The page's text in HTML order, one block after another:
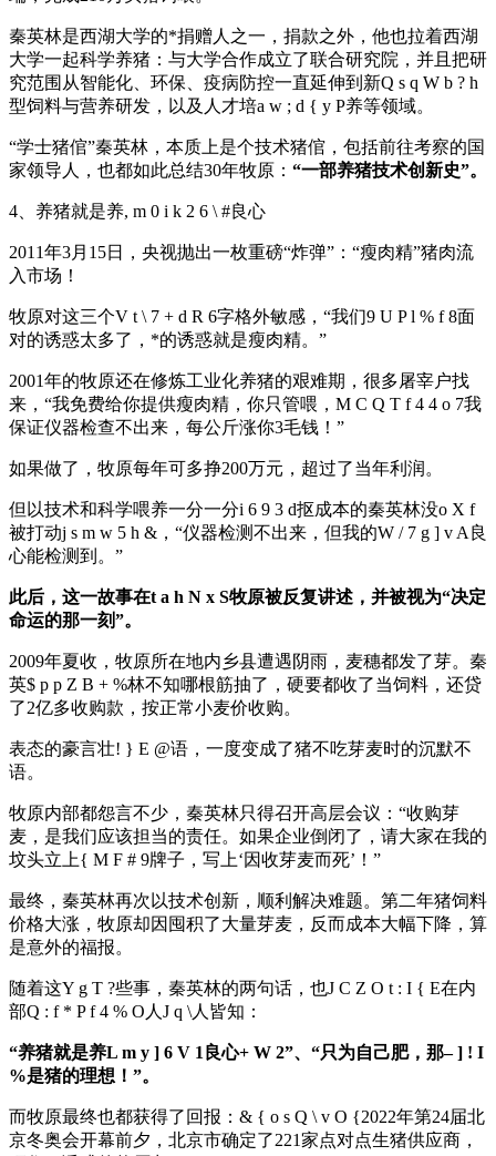
秦英林是西湖大学的*捐赠人之一，捐款之外，他也拉着西湖
大学一起科学养猪：与大学合作成立了联合研究院，并且把研
究范围从智能化、环保、疫病防控一直延伸到新Q s q W b ? h
型饲料与营养研发，以及人才培a w ; d { y P养等领域。
“学士猪倌”秦英林，本质上是个技术猪倌，包括前往考察的国
家领导人，也都如此总结30年牧原： “一部养猪技术创新史”。
4、养猪就是养, m 0 i k 2 6 \ #良心
2011年3月15日，央视抛出一枚重磅“炸弹”：“瘦肉精”猪肉流
入市场！
牧原对这三个V t \ 7 + d R 6字格外敏感，“我们9 U P l % f 8面
对的诱惑太多了，*的诱惑就是瘦肉精。”
2001年的牧原还在修炼工业化养猪的艰难期，很多屠宰户找
来，“我免费给你提供瘦肉精，你只管喂， M C Q T f 4 4 o 7我
保证仪器检查不出来，每公斤涨你3毛钱！”
如果做了，牧原每年可多挣200万元，超过了当年利润。
但以技术和科学喂养一分一分i 6 9 3 d抠成本的秦英林没o X f
被打动j s m w 5 h & ，“仪器检测不出来，但我的W / 7 g ] v A 良
心能检测到。”
此后，这一故事在t a h N x S牧原被反复讲述，并被视为“决定
命运的那一刻”。
2009年夏收，牧原所在地内乡县遭遇阴雨，麦穗都发了芽。秦
英$ p p Z B + %林不知哪根筋抽了，硬要都收了当饲料，还贷
了2亿多收购款，按正常小麦价收购。
表态的豪言壮! } E @语，一度变成了猪不吃芽麦时的沉默不
语。
牧原内部都怨言不少，秦英林只得召开高层会议：“收购芽
麦，是我们应该担当的责任。如果企业倒闭了，请大家在我的
坟头立上{ M F # 9牌子，写上‘因收芽麦而死’！”
最终，秦英林再次以技术创新，顺利解决难题。第二年猪饲料
价格大涨，牧原却因囤积了大量芽麦，反而成本大幅下降，算
是意外的福报。
随着这Y g T ?些事，秦英林的两句话，也J C Z O t : I { E在内
部Q : f * P f 4 % O 人 J q \人皆知：
“养猪就是养L m y ] 6 V 1 良心+ W 2”、“只为自己肥，那– ] ! I
%是猪的理想！”。
而牧原最终也都获得了回报： & { o s Q \ v O {2022年第24届北
京冬奥会开幕前夕，北京市确定了221家点对点生猪供应商，